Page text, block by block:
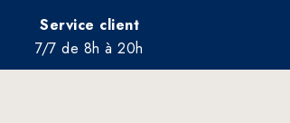
Service client
7/7 de 8h à 20h